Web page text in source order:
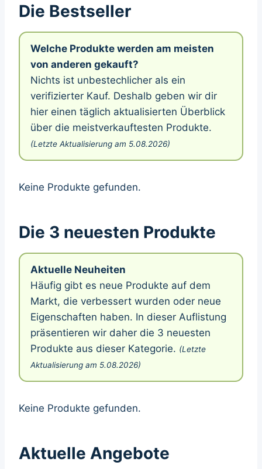
Die Bestseller
Welche Produkte werden am meisten
von anderen gekauft?
Nichts ist unbestechlicher als ein
verifizierter Kauf. Deshalb geben wir dir
hier einen täglich aktualisierten Überblick
über die meistverkauftesten Produkte.
(Letzte Aktualisierung am 5.08.2026)
Keine Produkte gefunden.
Die 3 neuesten Produkte
Aktuelle Neuheiten
Häufig gibt es neue Produkte auf dem
Markt, die verbessert wurden oder neue
Eigenschaften haben. In dieser Auflistung
präsentieren wir daher die 3 neuesten
Produkte aus dieser Kategorie. (Letzte
Aktualisierung am 5.08.2026)
Keine Produkte gefunden.
Aktuelle Angebote